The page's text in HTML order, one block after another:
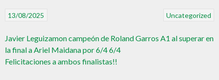
Uncategorized
13/08/2025
Javier Leguizamon campeón de Roland Garros A1 al superar en
la final a Ariel Maidana por 6/4 6/4
Felicitaciones a ambos finalistas!!